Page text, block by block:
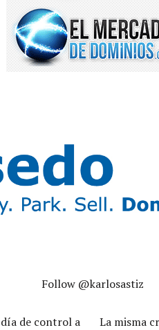
Follow @karlosastiz
de control a
La misma